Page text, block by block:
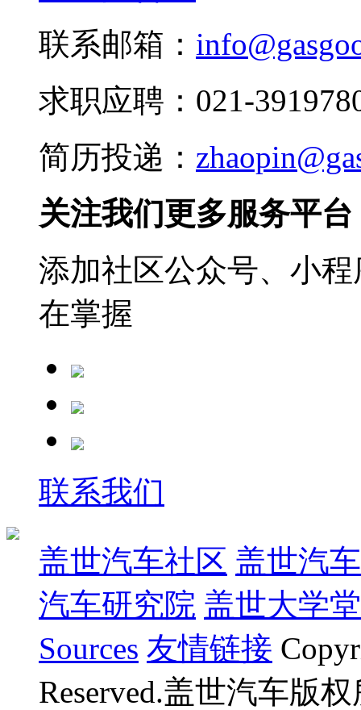
联系邮箱：
求职应聘：021-
简历投递：
关注我们更多服务平台
添加社区公众号、小
在掌握
联系我们
盖世汽车社区 盖世汽
汽车研究院 盖世大学堂
Sources 友情链接
Reserved.盖世汽车版